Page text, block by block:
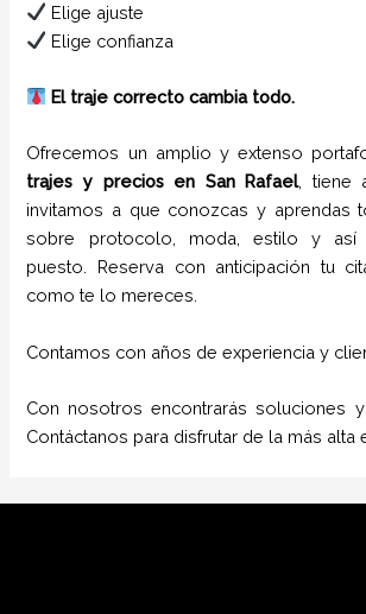
Elige ajuste
Elige confianza
El traje correcto cambia todo.
Ofrecemos un amplio y extenso
trajesy precios en San Rafael, tiene
invitamos a que conozcas y aprendas
sobre protocolo, moda, estilo y así
puesto. Reserva con anticipación tu
como te lo mereces.
Contamos con años de experiencia y
Con nosotros encontrarás soluciones
Contáctanos para disfrutar de la más alta